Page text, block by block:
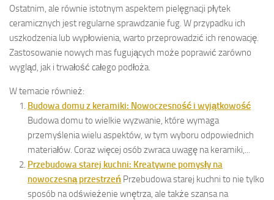
Ostatnim, ale równie istotnym aspektem pielęgnacji płytek
ceramicznych jest regularne sprawdzanie fug. W przypadku ich
uszkodzenia lub wypłowienia, warto przeprowadzić ich renowację.
Zastosowanie nowych mas fugujących może poprawić zarówno
wygląd, jak i trwałość całego podłoża.
W temacie również:
Budowa domu z keramiki: Nowoczesność i wyjątkowość
Budowa domu to wielkie wyzwanie, które wymaga
przemyślenia wielu aspektów, w tym wyboru odpowiednich
materiałów. Coraz więcej osób zwraca uwagę na keramiki,...
Przebudowa starej kuchni: Kreatywne pomysły na
nowoczesną przestrzeń Przebudowa starej kuchni to nie tylko
sposób na odświeżenie wnętrza, ale także szansa na